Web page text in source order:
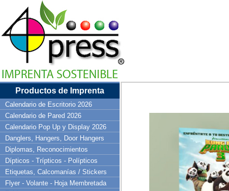
Productos de Imprenta
Calendario de Escritorio 2026
Calendario de Pared 2026
Calendario Pop Up y Display 2026
Danglers, Hangers, Door Hangers
Diplomas, Reconocimientos
Dípticos - Trípticos - Polípticos
Etiquetas, Calcomanías / Stickers
Flyer - Volante - Hoja Membretada